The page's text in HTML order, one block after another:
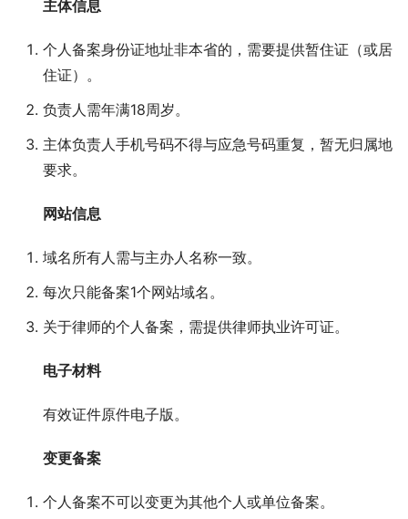
主体信息
个人备案身份证地址非本省的，需要提供暂住证（或居
住证）。
负责人需年满18周岁。
主体负责人手机号码不得与应急号码重复，暂无归属地
要求。
网站信息
域名所有人需与主办人名称一致。
每次只能备案1个网站域名。
关于律师的个人备案，需提供律师执业许可证。
电子材料
有效证件原件电子版。
变更备案
个人备案不可以变更为其他个人或单位备案。